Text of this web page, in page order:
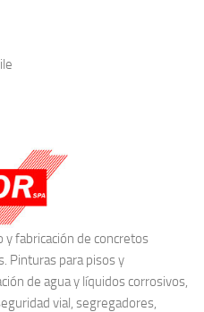
y fabricación de concretos
Pinturas para pisos y
de agua y líquidos corrosivos,
vial, segregadores,